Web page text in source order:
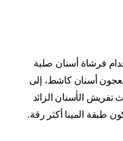
فرشاة أسنان صلبة
أسنان كاشط، إلى
الأسنان الزائد
طبقة المينا أكثر رقة.